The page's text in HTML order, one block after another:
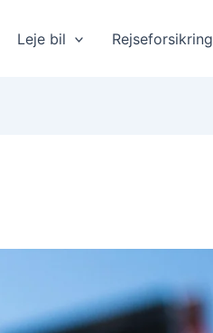
Leje bil Rejseforsikring